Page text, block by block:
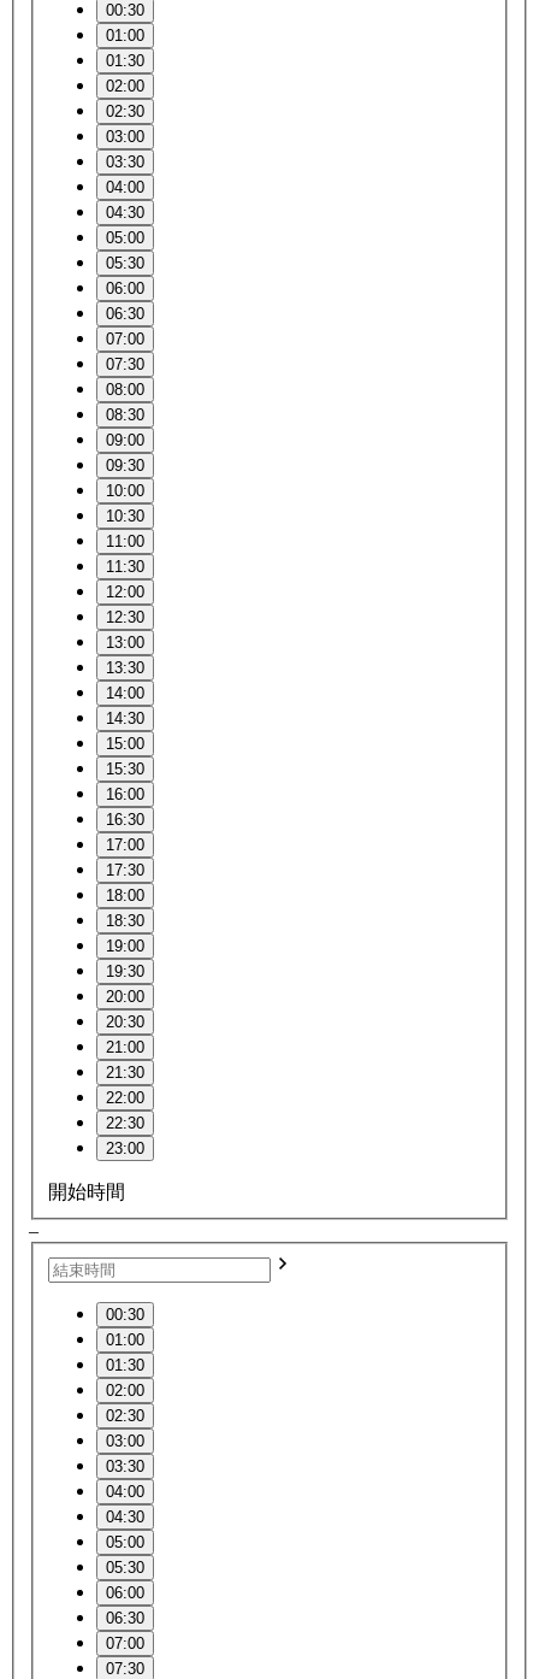
00:30
01:00
01:30
02:00
02:30
03:00
03:30
04:00
04:30
05:00
05:30
06:00
06:30
07:00
07:30
08:00
08:30
09:00
09:30
10:00
10:30
11:00
11:30
12:00
12:30
13:00
13:30
14:00
14:30
15:00
15:30
16:00
16:30
17:00
17:30
18:00
18:30
19:00
19:30
20:00
20:30
21:00
21:30
22:00
22:30
23:00
開始時間
–
00:30
01:00
01:30
02:00
02:30
03:00
03:30
04:00
04:30
05:00
05:30
06:00
06:30
07:00
07:30